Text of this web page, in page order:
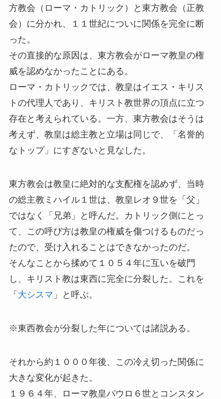
方教会（ローマ・カトリック）と東方教会（正教
会）に分かれ、１１世紀についに関係を完全に断
った。
その直接的な原因は、東方教会がローマ教皇の権
威を認めなかったことにある。
ローマ・カトリックでは、教皇はイエス・キリス
トの代理人であり、キリスト教世界の頂点に立つ
存在と考えられている。一方、東方教会はそうは
考えず、教皇は総主教と立場は同じで、「名誉的
なトップ」にすぎないと見なした。
東方教会は教皇に絶対的な支配権を認めず、当時
の総主教ミハイル１世は、教皇レオ９世を「父」
ではなく「兄弟」と呼んだ。カトリック側にとっ
て、この呼び方は教皇の権威を傷つけるものだっ
たので、受け入れることはできなかったのだ。
そんなことから揉めて１０５４年に互いを破門
し、キリスト教は東西に完全に分裂した。これを
「 大シスマ 」と呼ぶ。
※東西教会が分裂した年については諸説ある。
それから約１０００年後、この冷え切った関係に
大きな変化が起きた。
１９６４年、ローマ教皇パウロ６世とコンスタン